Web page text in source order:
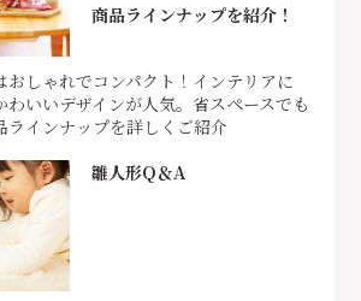
商品ラインナップを紹介！
おしゃれでコンパクト！インテリアに
わいいデザインが人気。省スペースでも
ラインナップを詳しくご紹介
雛人形Q＆A